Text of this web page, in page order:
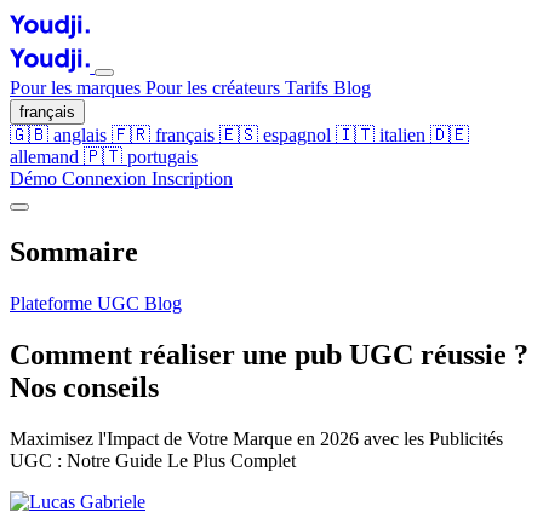
Pour les marques Pour les créateurs Tarifs Blog
français
🇬🇧 anglais 🇫🇷 français 🇪🇸 espagnol 🇮🇹 italien 🇩🇪
allemand 🇵🇹 portugais
Démo Connexion Inscription
Sommaire
Plateforme UGC Blog
Comment réaliser une pub UGC réussie ?
Nos conseils
Maximisez l'Impact de Votre Marque en 2026 avec les Publicités
UGC : Notre Guide Le Plus Complet